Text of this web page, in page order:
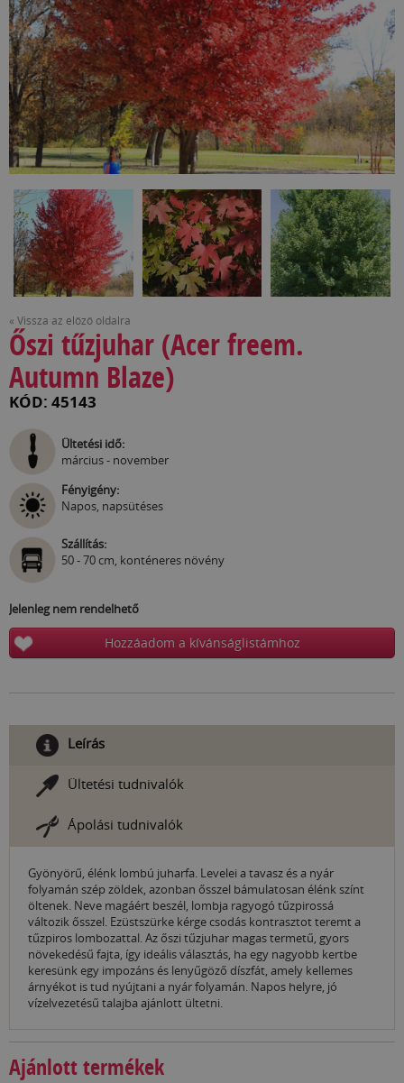
« Vissza az előző oldalra
Őszi tűzjuhar (Acer freem.
Autumn Blaze)
KÓD: 45143
Ültetési idő:
március - november
Fényigény:
Napos, napsütéses
Szállítás:
50 - 70 cm, konténeres növény
Jelenleg nem rendelhető
Hozzáadom a kívánságlistámhoz
Leírás
Ültetési tudnivalók
Ápolási tudnivalók
Gyönyörű, élénk lombú juharfa. Levelei a tavasz és a nyár
folyamán szép zöldek, azonban ősszel bámulatosan élénk színt
öltenek. Neve magáért beszél, lombja ragyogó tűzpirossá
változik ősszel. Ezüstszürke kérge csodás kontrasztot teremt a
tűzpiros lombozattal. Az őszi tűzjuhar magas termetű, gyors
növekedésű fajta, így ideális választás, ha egy nagyobb kertbe
keresünk egy impozáns és lenyűgöző díszfát, amely kellemes
árnyékot is tud nyújtani a nyár folyamán. Napos helyre, jó
vízelvezetésű talajba ajánlott ültetni.
Ajánlott termékek